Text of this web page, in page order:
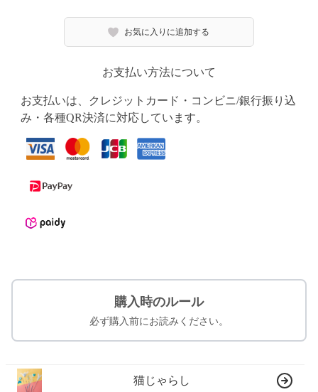
お気に入りに追加する
お支払い方法について
お支払いは、クレジットカード・コンビニ/銀行振り込
み・各種QR決済に対応しています。
購入時のルール
必ず購入前にお読みください。
猫じゃらし